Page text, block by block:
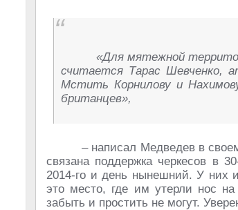
«Для мятежной
считается Тарас Шевченко,
Мстить Корнилову и
британцев»,
– написал Медведев в
связана поддержка черкесов в
2014-го и день нынешний. У них
это место, где им утерли нос
забыть и простить не могут.